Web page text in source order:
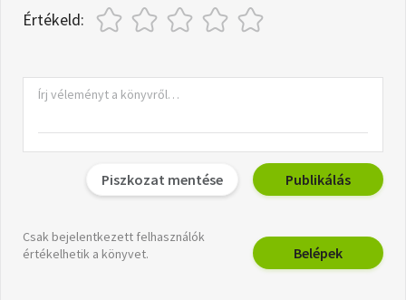
Értékeld:
Piszkozat mentése Publikálás
Csak bejelentkezett felhasználók
értékelhetik a könyvet.
Belépek